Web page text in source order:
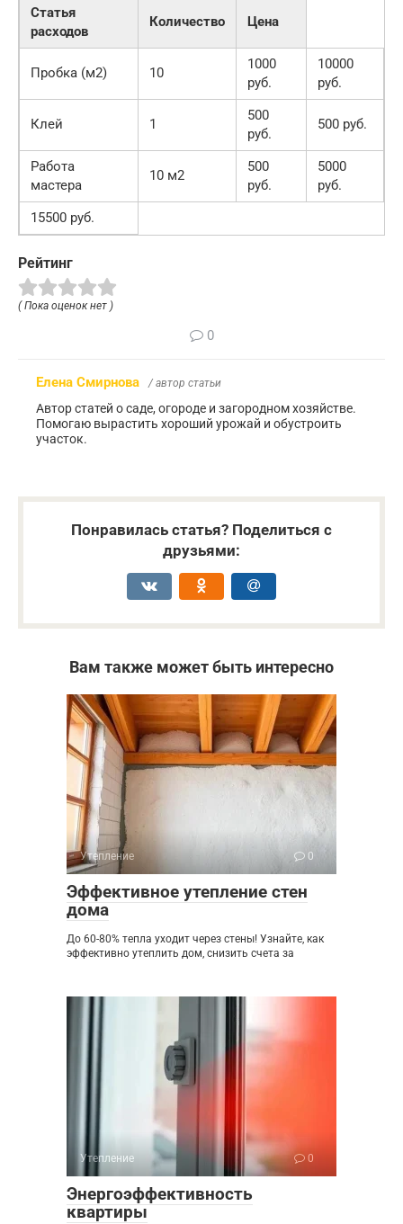
Статья
расходов
Количество Цена
Пробка (м2) 10
1000
руб.
10000
руб.
Клей 1
500
руб.
500 руб.
Работа
мастера
10 м2
500
руб.
5000
руб.
15500 руб.
Рейтинг
( Пока оценок нет )
0
Елена Смирнова / автор статьи
Автор статей о саде, огороде и загородном хозяйстве.
Помогаю вырастить хороший урожай и обустроить
участок.
Понравилась статья? Поделиться с
друзьями:
Вам также может быть интересно
Утепление 0
Эффективное утепление стен
дома
До 60-80% тепла уходит через стены! Узнайте, как
эффективно утеплить дом, снизить счета за
Утепление 0
Энергоэффективность
квартиры